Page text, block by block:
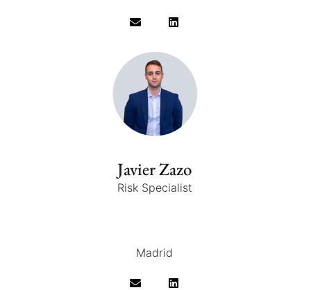
Javier Zazo
Risk Specialist
Madrid